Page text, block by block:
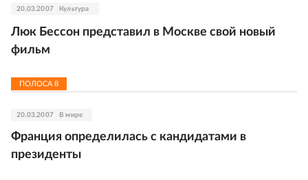
20.03.2007 Культура
Люк Бессон представил в Москве свой новый
фильм
ПОЛОСА 8
20.03.2007 В мире
Франция определилась с кандидатами в
президенты